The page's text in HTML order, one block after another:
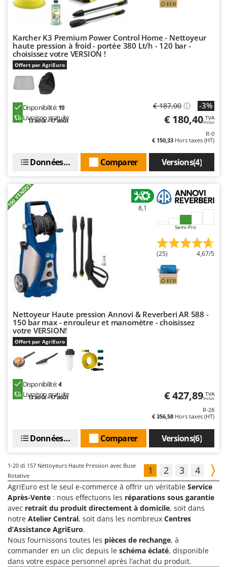
Karcher K3 Premium Power Control Home - Nettoyeur
haute pression à froid - portée 380 Lt/h - 120 bar -
choisissez votre VERSION !
Offert par AgriEuro
Disponibilité:19
Livraison gratuite
13 août - 17 août
€ 187,00 -3%
€ 180,40 TVA
Inclus
R-0
€ 150,33 Hors taxes (HT)
Versions(4)
Comparer
Données techniques
+100 VENDUTI 8,1
Semi-Pro
(25) 4,67/5
Nettoyeur Haute pression Annovi & Reverberi AR 588 -
150 bar max - enrouleur et manomètre - choisissez
votre VERSION!
Offert par AgriEuro
Disponibilité:4
Livraison gratuite
13 août - 17 août € 427,89 TVA
Inclus
R-28
€ 356,58 Hors taxes (HT)
Versions(6)
Comparer
Données techniques
1-20 di 157 Nettoyeurs Haute Pression avec Buse
Rotative
1 2 3 4
AgriEuro est le seul e-commerce à offrir un véritable Service
Après-Vente : nous effectuons les réparations sous garantie
avec retrait du produit directement à domicile, soit dans
notre Atelier Central, soit dans les nombreux Centres
d’Assistance AgriEuro.
Nous fournissons toutes les pièces de rechange, à
commander en un clic depuis le schéma éclaté, disponible
dans votre espace personnel après l’achat du produit.